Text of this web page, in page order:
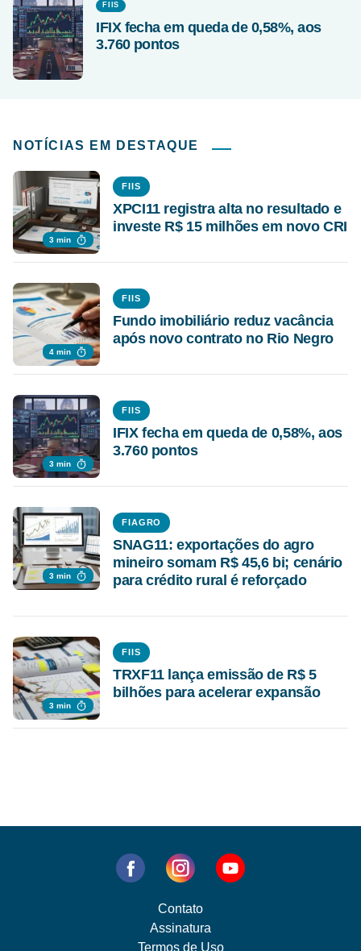
FIIS
IFIX fecha em queda de 0,58%, aos
3.760 pontos
NOTÍCIAS EM DESTAQUE
3 min
FIIS
XPCI11 registra alta no resultado e
investe R$ 15 milhões em novo CRI
4 min
FIIS
Fundo imobiliário reduz vacância
após novo contrato no Rio Negro
3 min
FIIS
IFIX fecha em queda de 0,58%, aos
3.760 pontos
3 min
FIAGRO
SNAG11: exportações do agro
mineiro somam R$ 45,6 bi; cenário
para crédito rural é reforçado
3 min
FIIS
TRXF11 lança emissão de R$ 5
bilhões para acelerar expansão
Contato
Assinatura
Termos de Uso